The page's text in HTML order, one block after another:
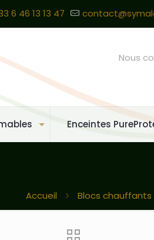
6 46 13 13 47
Enceintes
Nous
Accueil Blocs chauffants